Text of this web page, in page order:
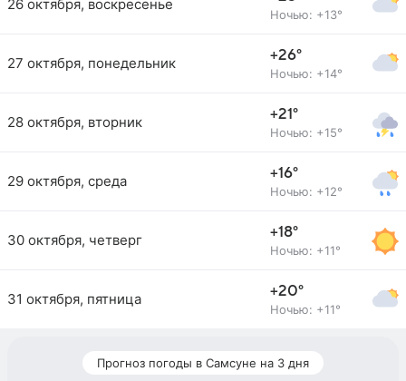
26 октября, воскресенье
Ночью: +13°
27 октября, понедельник +26°
Ночью: +14°
28 октября, вторник +21°
Ночью: +15°
29 октября, среда +16°
Ночью: +12°
30 октября, четверг +18°
Ночью: +11°
31 октября, пятница +20°
Ночью: +11°
Прогноз погоды в Самсуне на 3 дня